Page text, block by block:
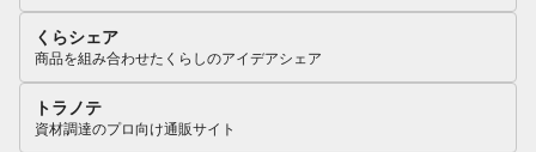
くらシェア
商品を組み合わせたくらしのアイデアシェア
トラノテ
資材調達のプロ向け通販サイト